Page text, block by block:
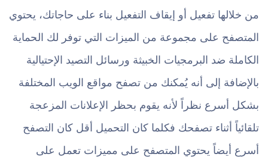
من خلالها تفعيل أو إيقاف التفعيل بناء على حاجاتك، يحتوي
المتصفح على مجموعة من الميزات التي توفر لك الحماية
الكاملة ضد البرمجيات الخبيثة ورسائل التصيد الإحتيالية
بالإضافة إلى أنه يُمكنك من تصفح مواقع الويب المختلفة
بشكل أسرع نظراً لأنه يقوم بحظر الإعلانات المزعجة
تلقائياً أثناء تصفحك فكلما كان التحميل أقل كان التصفح
أسرع أيضاً يحتوي المتصفح على مميزات تعمل على